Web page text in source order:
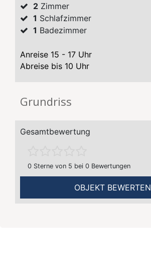
2 Zimmer
1 Schlafzimmer
1 Badezimmer
Anreise 15 - 17 Uhr
Abreise bis 10 Uhr
Grundriss
Gesamtbewertung
0 Sterne von 5 bei 0 Bewertungen
OBJEKT BEWERTEN